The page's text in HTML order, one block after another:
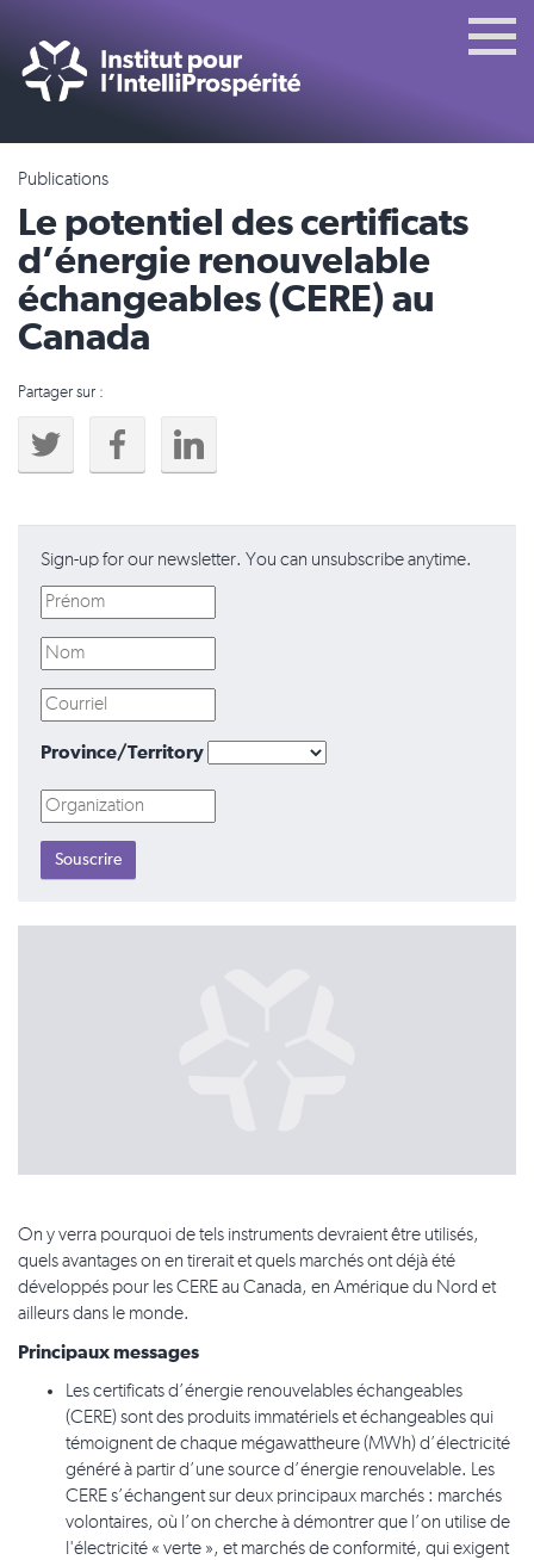
Publications
Le potentiel des certificats
d’énergie renouvelable
échangeables (CERE) au
Canada
Partager sur :
Sign-up for our newsletter. You can unsubscribe anytime.
Province/Territory
On y verra pourquoi de tels instruments devraient être utilisés,
quels avantages on en tirerait et quels marchés ont déjà été
développés pour les CERE au Canada, en Amérique du Nord et
ailleurs dans le monde.
Principaux messages
Les certificats d’énergie renouvelables échangeables
(CERE) sont des produits immatériels et échangeables qui
témoignent de chaque mégawattheure (MWh) d’électricité
généré à partir d’une source d’énergie renouvelable. Les
CERE s’échangent sur deux principaux marchés : marchés
volontaires, où l’on cherche à démontrer que l’on utilise de
l'électricité « verte », et marchés de conformité, qui exigent